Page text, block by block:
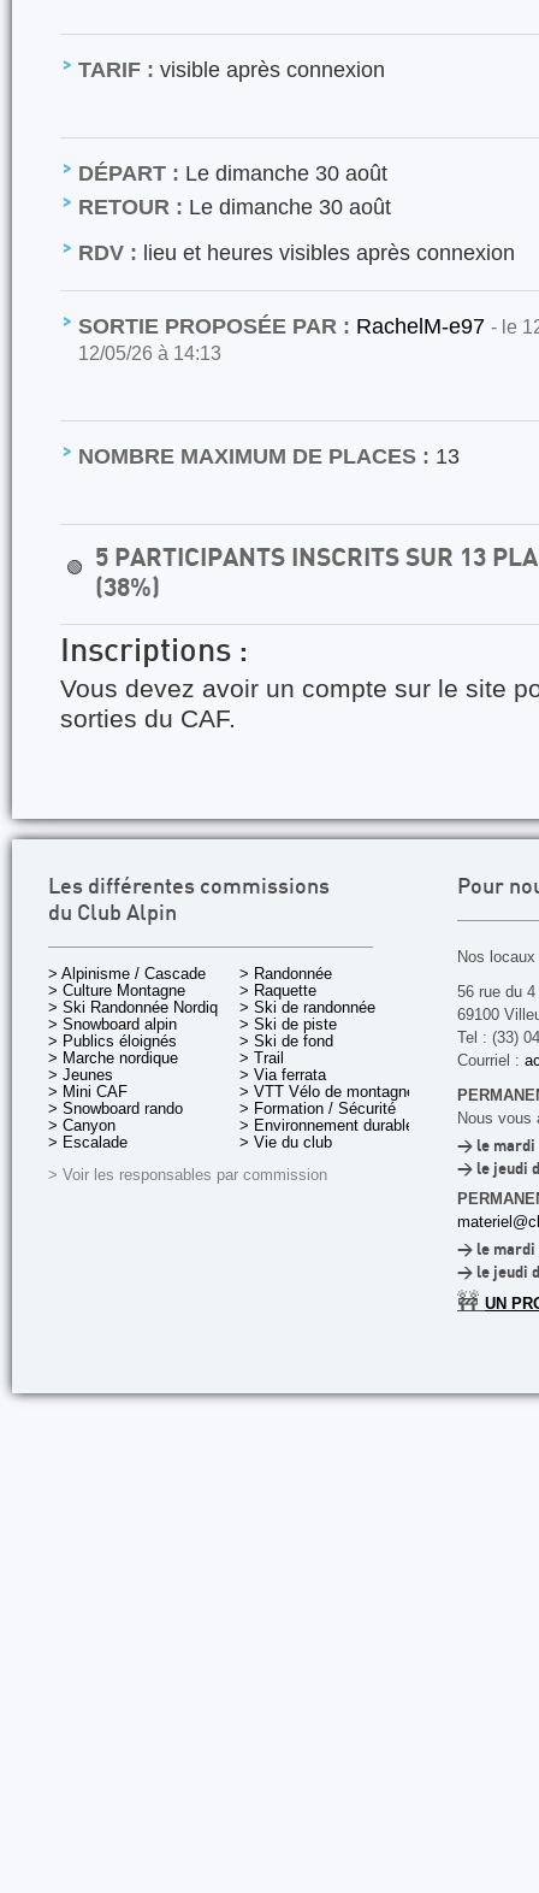
TARIF : visible après connexion
DÉPART : Le dimanche 30 août
RETOUR : Le dimanche 30 août
RDV : lieu et heures visibles après connexion
SORTIE PROPOSÉE PAR : RachelM-e97 - le
12/05/26 à 14:13
NOMBRE MAXIMUM DE PLACES : 13
🟢
5 PARTICIPANTS INSCRITS SUR 13
(38%)
Inscriptions :
Vous devez avoir un compte sur le site
sorties du CAF.
Les différentes commissions
du Club Alpin
> Alpinisme / Cascade
> Culture Montagne
> Ski Randonnée Nordique
> Snowboard alpin
> Publics éloignés
> Marche nordique
> Jeunes
> Mini CAF
> Snowboard rando
> Canyon
> Escalade
> Randonnée
> Raquette
> Ski de randonnée
> Ski de piste
> Ski de fond
> Trail
> Via ferrata
> VTT Vélo de montagne
> Formation / Sécurité
> Environnement durable
> Vie du club
> Voir les responsables par commission
Pour
Nos
56 rue du
69100
Tel : (33)
Courriel :
Nous vous
> le mardi
> le jeudi
> le mardi
> le jeudi
🚧 UN